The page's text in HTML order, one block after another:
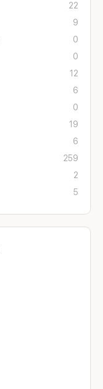
22
9
0
0
12
6
0
19
6
259
2
5